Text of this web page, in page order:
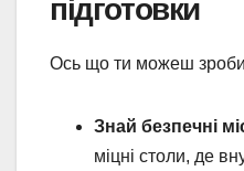
підготовки
Ось що ти можеш
Знай безпечні
міцні столи, де